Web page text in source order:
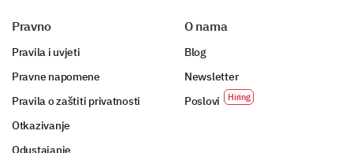
Pravno
Pravila i uvjeti
Pravne napomene
Pravila o zaštiti privatnosti
Otkazivanje
Odustajanje
O nama
Blog
Newsletter
Poslovi